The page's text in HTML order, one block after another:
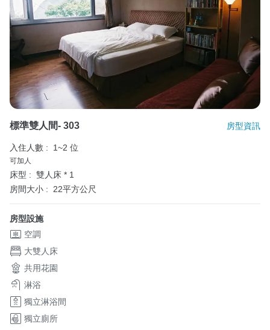
標準雙人間- 303 房型資訊
入住人數 : 1~2 位
可加人
床型 : 雙人床 * 1
房間大小 : 22平方公尺
房型設施
空調
大雙人床
共用花園
淋浴
獨立淋浴間
獨立廁所